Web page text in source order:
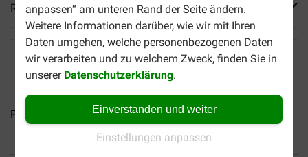
anpassen“ am unteren Rand der Seite ändern.
Weitere Informationen darüber, wie wir mit Ihren
Daten umgehen, welche personenbezogenen Daten
wir verarbeiten und zu welchem Zweck, finden Sie in
unserer Datenschutzerklärung.
Einverstanden und weiter
Einstellungen anpassen
Reviews
Pro Plan Large Robust Puppy... Pro Plan Medium Adult...